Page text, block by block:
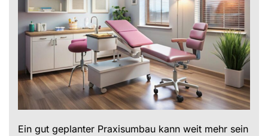
Ein gut geplanter Praxisumbau kann weit mehr sein